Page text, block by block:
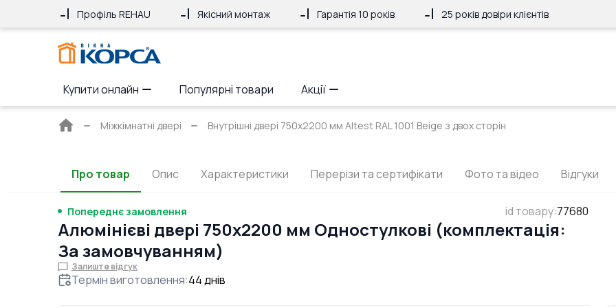
Профіль REHAU Якісний монтаж Гарантія 10 років 25 років довіри клієнтів
Купити онлайн Популярні товари Акції
Головна
Міжкімнатні двері Внутрішні двері 750x2200 мм Altest RAL 1001 Beige з двох сторін
Про товар Опис Характеристики Перерізи та сертифікати Фото та відео Відгуки
Попереднє замовлення id товару:77680
Алюмінієві двері 750x2200 мм Одностулкові (комплектація:
За замовчуванням)
Залиште відгук
Термін виготовлення:44днів